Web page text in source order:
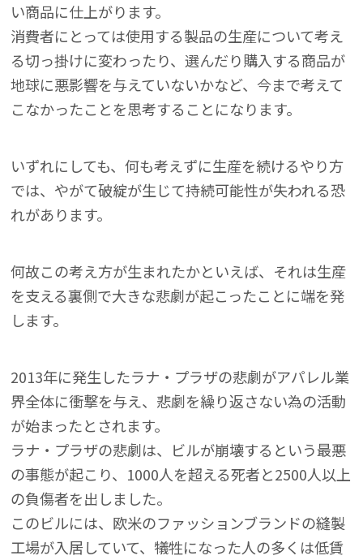
い商品に仕上がります。
消費者にとっては使用する製品の生産について考え
る切っ掛けに変わったり、選んだり購入する商品が
地球に悪影響を与えていないかなど、今まで考えて
こなかったことを思考することになります。
いずれにしても、何も考えずに生産を続けるやり方
では、やがて破綻が生じて持続可能性が失われる恐
れがあります。
何故この考え方が生まれたかといえば、それは生産
を支える裏側で大きな悲劇が起こったことに端を発
します。
2013年に発生したラナ・プラザの悲劇がアパレル業
界全体に衝撃を与え、悲劇を繰り返さない為の活動
が始まったとされます。
ラナ・プラザの悲劇は、ビルが崩壊するという最悪
の事態が起こり、1000人を超える死者と2500人以上
の負傷者を出しました。
このビルには、欧米のファッションブランドの縫製
工場が入居していて、犠牲になった人の多くは低賃